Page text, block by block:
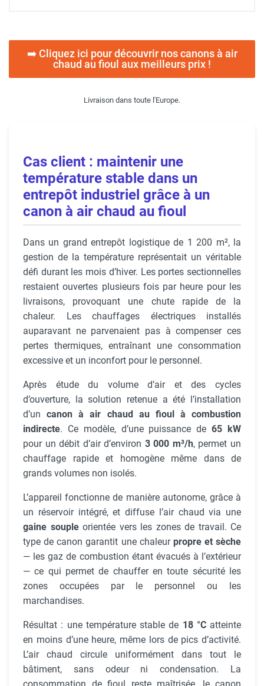
➡️ Cliquez ici pour découvrir nos canons à air
chaud au fioul aux meilleurs prix !
Livraison dans toute l'Europe.
Cas client : maintenir une
température stable dans un
entrepôt industriel grâce à un
canon à air chaud au fioul
Dans un grand entrepôt logistique de 1 200 m², la
gestion de la température représentait un véritable
défi durant les mois d’hiver. Les portes sectionnelles
restaient ouvertes plusieurs fois par heure pour les
livraisons, provoquant une chute rapide de la
chaleur. Les chauffages électriques installés
auparavant ne parvenaient pas à compenser ces
pertes thermiques, entraînant une consommation
excessive et un inconfort pour le personnel.
Après étude du volume d’air et des cycles
d’ouverture, la solution retenue a été l’installation
d’uncanon à air chaud au fioul à combustion
indirecte. Ce modèle, d’une puissance de65 kW
pour un débit d’air d’environ 3 000 m³/h, permet un
chauffage rapide et homogène même dans de
grands volumes non isolés.
L’appareil fonctionne de manière autonome, grâce à
un réservoir intégré, et diffuse l’air chaud via une
gaine soupleorientée vers les zones de travail. Ce
type de canon garantit une chaleur propre et sèche
— les gaz de combustion étant évacués à l’extérieur
— ce qui permet de chauffer en toute sécurité les
zones occupées par le personnel ou les
marchandises.
Résultat : une température stable de 18 °Catteinte
en moins d’une heure, même lors de pics d’activité.
L’air chaud circule uniformément dans tout le
bâtiment, sans odeur ni condensation. La
consommation de fioul reste maîtrisée, le canon